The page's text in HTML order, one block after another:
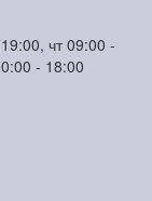
чт 09:00 -
- 18:00